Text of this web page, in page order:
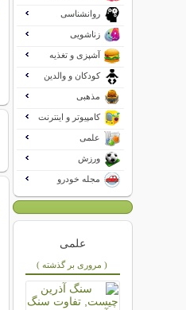
روانشناسی
زناشویی
آشپزی و تغذیه
کودکان و والدین
مذهبی
کامپیوتر و اینترنت
علمی
ورزش
مجله خودرو
علمی
( مروری بر گذشته )